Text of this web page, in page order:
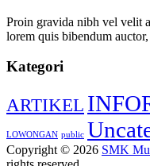
Proin gravida nibh vel velit
lorem quis bibendum
Kategori
ARTIKEL
LOWONGAN public
Copyright © 2026 SMK